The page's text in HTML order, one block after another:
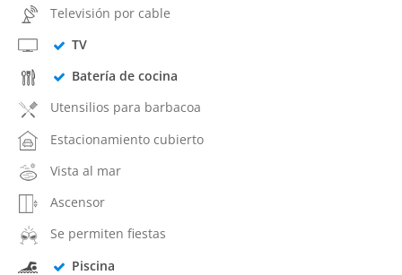
Televisión por cable
TV
Batería de cocina
Utensilios para barbacoa
Estacionamiento cubierto
Vista al mar
Ascensor
Se permiten fiestas
Piscina